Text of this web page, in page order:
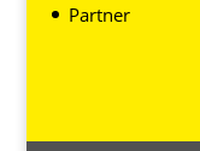
Partner